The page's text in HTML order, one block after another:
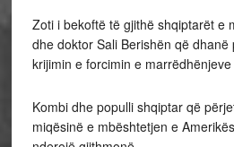
Zoti i bekoftë të gjithë shqiptarët e
dhe doktor Sali Berishën që
krijimin e forcimin e
Kombi dhe populli shqiptar që
miqësinë e mbështetjen e